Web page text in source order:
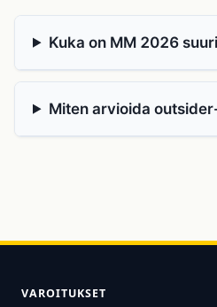
Kuka on MM 2026
Miten arvioida
VAROITUKSET